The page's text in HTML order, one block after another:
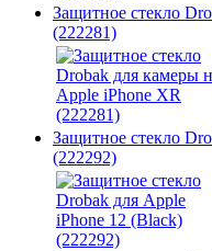
Защитное стекло
(222281)
Защитное стекло
(222292)